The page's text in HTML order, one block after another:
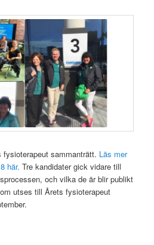
sammanträtt. Läs mer
här. Tre kandidater gick vidare till
och vilka de är blir publikt
utses till Årets fysioterapeut